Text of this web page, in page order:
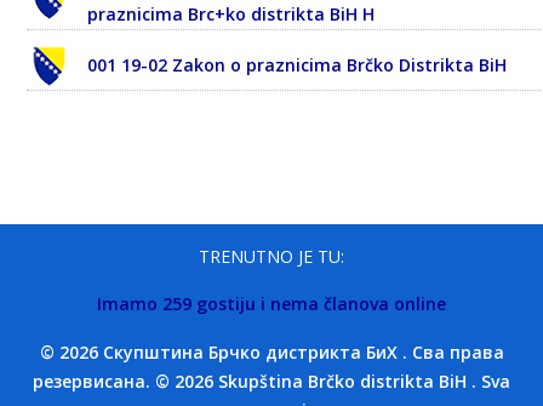
praznicima Brc+ko distrikta BiH H
001 19-02 Zakon o praznicima Brčko Distrikta BiH
TRENUTNO JE TU:
Imamo 259 gostiju i nema članova online
© 2026 Скупштина Брчко дистрикта БиХ . Сва права
резервисана. © 2026 Skupština Brčko distrikta BiH . Sva